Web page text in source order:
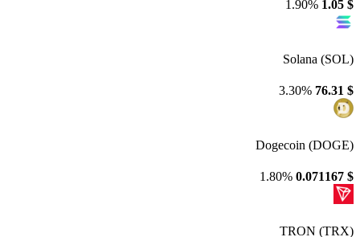
$
1.05
1.90%
Solana (SOL)
$
76.31
3.30%
Dogecoin (DOGE)
$
0.071167
1.80%
TRON (TRX)